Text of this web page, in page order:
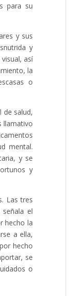
para su
y sus
y
así
la
o
de salud,
llamativo
mental.
y se
y
Las tres
el
hecho la
a ella,
hecho
se
o